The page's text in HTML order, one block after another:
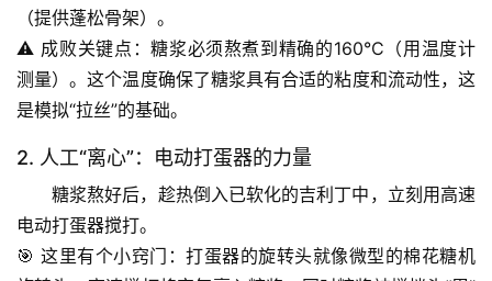
首
页
题
表
（提供蓬松骨架）。
⚠️ 成败关键点 ：糖浆必须熬煮到 精确的160°C （用温度计
测量）。这个温度确保了糖浆具有合适的粘度和流动性，这
是模拟“拉丝”的基础。
2. 人工“离心”：电动打蛋器的力量
糖浆熬好后，趁热倒入已软化的吉利丁中，立刻用 高速
电动打蛋器搅打。
🎯 这里有个小窍门 ：打蛋器的旋转头就像微型的棉花糖机